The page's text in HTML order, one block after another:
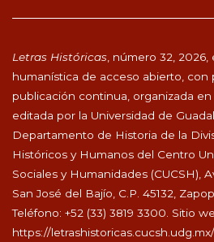
Letras Históricas , número 32,
humanística de acceso abierto, con
publicación continua, organizada
editada por la Universidad de
Departamento de Historia de la
Históricos y Humanos del Centro
Sociales y Humanidades (CUCSH),
San José del Bajío, C.P. 45132,
Teléfono: +52 (33) 3819 3300. Sitio
https://